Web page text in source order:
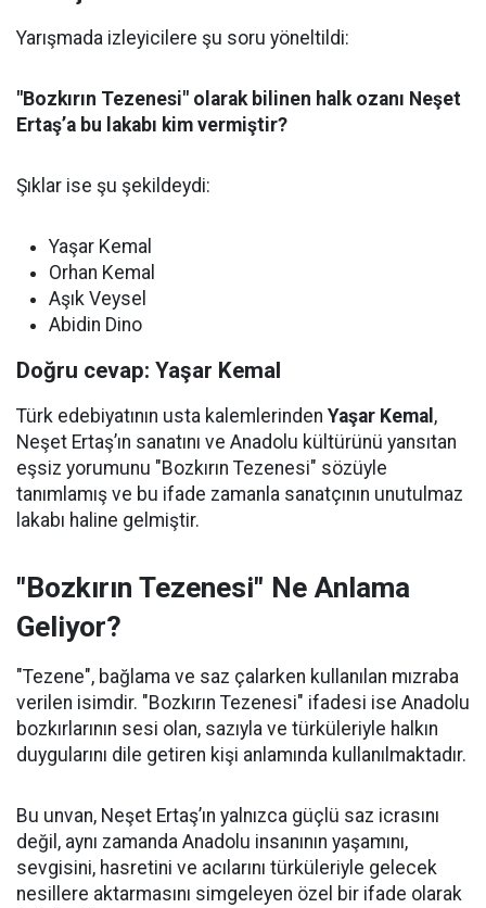
Yarışmada izleyicilere şu soru yöneltildi:
"Bozkırın Tezenesi" olarak bilinen halk ozanı Neşet
Ertaş’a bu lakabı kim vermiştir?
Şıklar ise şu şekildeydi:
Yaşar Kemal
Orhan Kemal
Aşık Veysel
Abidin Dino
Doğru cevap: Yaşar Kemal
Türk edebiyatının usta kalemlerinden Yaşar Kemal ,
Neşet Ertaş’ın sanatını ve Anadolu kültürünü yansıtan
eşsiz yorumunu "Bozkırın Tezenesi" sözüyle
tanımlamış ve bu ifade zamanla sanatçının unutulmaz
lakabı haline gelmiştir.
"Bozkırın Tezenesi" Ne Anlama
Geliyor?
"Tezene", bağlama ve saz çalarken kullanılan mızraba
verilen isimdir. "Bozkırın Tezenesi" ifadesi ise Anadolu
bozkırlarının sesi olan, sazıyla ve türküleriyle halkın
duygularını dile getiren kişi anlamında kullanılmaktadır.
Bu unvan, Neşet Ertaş’ın yalnızca güçlü saz icrasını
değil, aynı zamanda Anadolu insanının yaşamını,
sevgisini, hasretini ve acılarını türküleriyle gelecek
nesillere aktarmasını simgeleyen özel bir ifade olarak